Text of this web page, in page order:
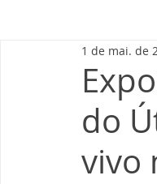
do
vivo
1 de mai. de